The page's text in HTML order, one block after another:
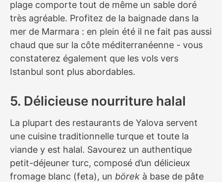
plage comporte tout de même un sable doré
très agréable. Profitez de la baignade dans la
mer de Marmara : en plein été il ne fait pas aussi
chaud que sur la côte méditerranéenne - vous
constaterez également que les vols vers
Istanbul sont plus abordables.
5. Délicieuse nourriture halal
La plupart des restaurants de Yalova servent
une cuisine traditionnelle turque et toute la
viande y est halal. Savourez un authentique
petit-déjeuner turc, composé d’un délicieux
fromage blanc (feta), un börek à base de pâte